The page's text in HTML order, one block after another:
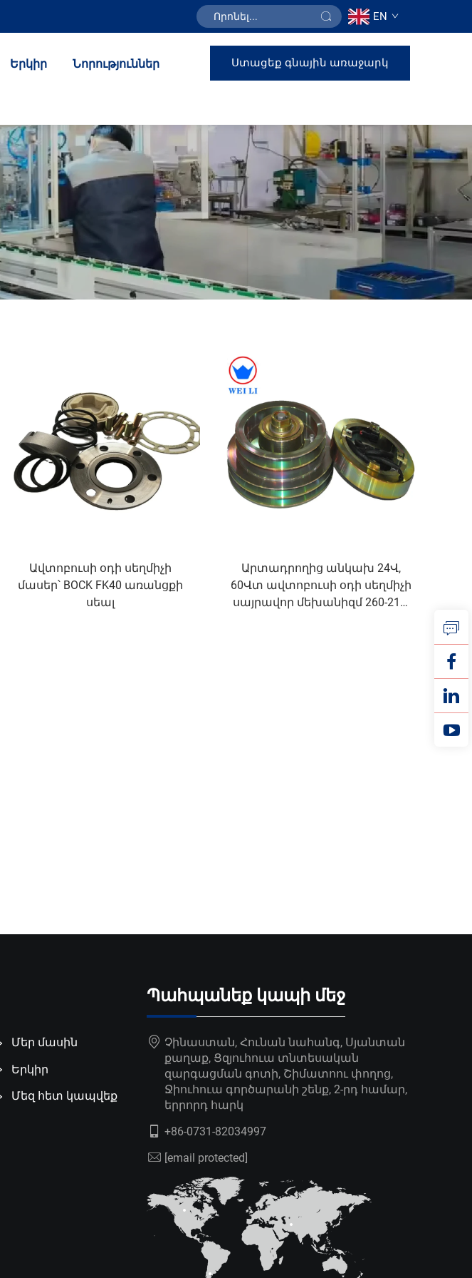
EN
Երկիր Նորություններ Ստացեք գնային առաջարկ
Ավտոբուսի օդի սեղմիչի
մասեր՝ BOCK FK40 առանցքի
սեալ
Արտադրողից անկախ 24Վ,
60Վտ ավտոբուսի օդի սեղմիչի
սայրավոր մեխանիզմ 260-210,
Մեր մասին
Երկիր
Մեզ հետ կապվեք
Պահպանեք կապի մեջ
Չինաստան, Հունան նահանգ, Սյանտան
քաղաք, Ցզյուհուա տնտեսական
զարգացման գոտի, Շիմատոու փողոց,
Ջիուհուա գործարանի շենք, 2-րդ համար,
երրորդ հարկ
+86-0731-82034997
[email protected]